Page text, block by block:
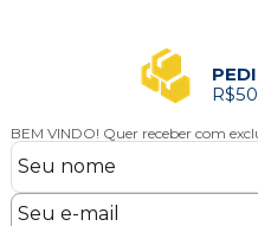
BEM VINDO! Quer receber com